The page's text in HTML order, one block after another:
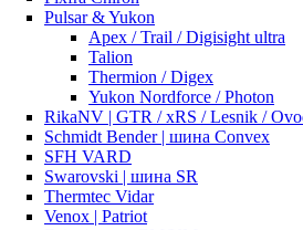
Pulsar & Yukon
Apex / Trail / Digisight ultra
Talion
Thermion / Digex
Yukon Nordforce / Photon
RikaNV | GTR / xRS / Lesnik /
Schmidt Bender | шина Convex
SFH VARD
Swarovski | шина SR
Thermtec Vidar
Venox | Patriot